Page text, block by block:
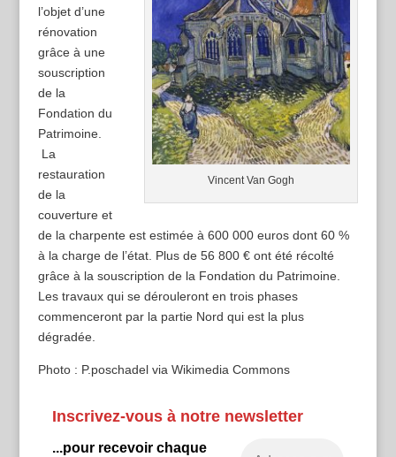
Vincent Van Gogh
l’objet d’une
rénovation
grâce à une
souscription
de la
Fondation du
Patrimoine.
La
restauration
de la
couverture et
de la charpente est estimée à 600 000 euros dont 60 %
à la charge de l’état. Plus de 56 800 € ont été récolté
grâce à la souscription de la Fondation du Patrimoine.
Les travaux qui se dérouleront en trois phases
commenceront par la partie Nord qui est la plus
dégradée.
Photo : P.poschadel via Wikimedia Commons
Inscrivez-vous à notre newsletter
...pour recevoir chaque